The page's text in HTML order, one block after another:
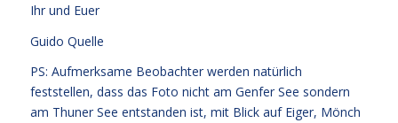
Ihr und Euer
Guido Quelle
PS: Aufmerksame Beobachter werden natürlich
feststellen, dass das Foto nicht am Genfer See sondern
am Thuner See entstanden ist, mit Blick auf Eiger, Mönch